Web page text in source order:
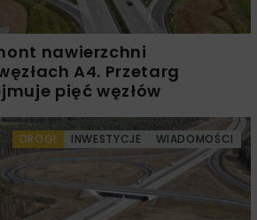
nawierzchni
A4. Przetarg
pięć węzłów
DROGI INWESTYCJE WIADOMOŚCI